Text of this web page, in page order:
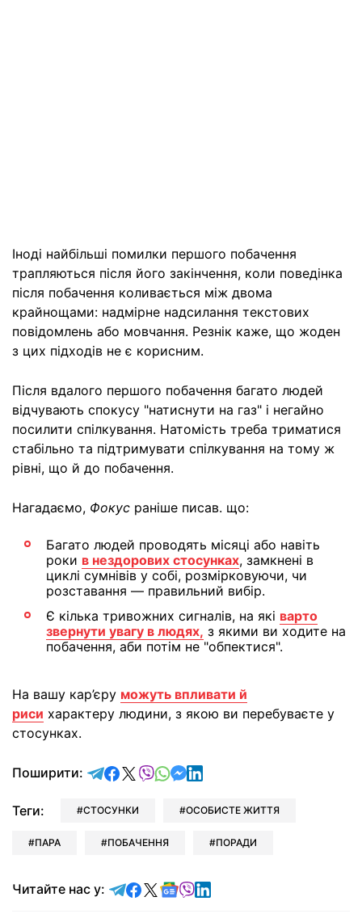
Іноді найбільші помилки першого побачення
трапляються після його закінчення, коли поведінка
після побачення коливається між двома
крайнощами: надмірне надсилання текстових
повідомлень або мовчання. Резнік каже, що жоден
з цих підходів не є корисним.
Після вдалого першого побачення багато людей
відчувають спокусу "натиснути на газ" і негайно
посилити спілкування. Натомість треба триматися
стабільно та підтримувати спілкування на тому ж
рівні, що й до побачення.
Нагадаємо, Фокус раніше писав. що:
Багато людей проводять місяці або навіть
роки в нездорових стосунках, замкнені в
циклі сумнівів у собі, розмірковуючи, чи
розставання — правильний вибір.
Є кілька тривожних сигналів, на які варто
звернути увагу в людях, з якими ви ходите на
побачення, аби потім не "обпектися".
На вашу кар’єру можуть впливати й
риси характеру людини, з якою ви перебуваєте у
стосунках.
Поширити: відправити у Telegram
поділитись у Facebook
поділитись у X
відправити у Viber
відправити у Whatsapp
відправити у Messenger
відправити у LinkedIn
Теги: СТОСУНКИ ОСОБИСТЕ ЖИТТЯ
ПАРА ПОБАЧЕННЯ ПОРАДИ
Читайте нас у: Читайте у Telegram
Читайте у Facebook
Читайте у X
Читайте у Google news
Читайте у Viber
Читайте у LinkedIn